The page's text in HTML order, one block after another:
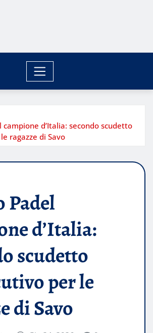
campione d’Italia: secondo scudetto
ragazze di Savo
Padel
d’Italia:
scudetto
per le
di Savo